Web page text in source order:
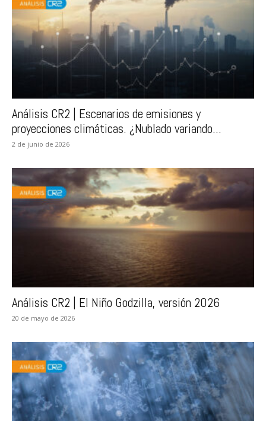
Análisis CR2 | Escenarios de emisiones y
proyecciones climáticas. ¿Nublado variando...
2 de junio de 2026
Análisis CR2 | El Niño Godzilla, versión 2026
20 de mayo de 2026